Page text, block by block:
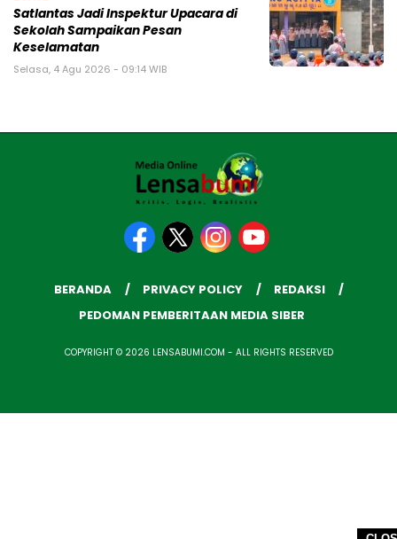
Satlantas Jadi Inspektur Upacara di
Sekolah Sampaikan Pesan
Keselamatan
Selasa, 4 Agu 2026 - 09:14 WIB
BERANDA PRIVACY POLICY
REDAKSI
PEDOMAN PEMBERITAAN MEDIA SIBER
COPYRIGHT © 2026 LENSABUMI.COM - ALL RIGHTS RESERVED